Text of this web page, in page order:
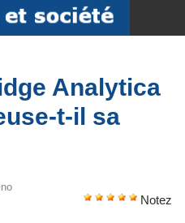
Analytica
t-il sa
Notez